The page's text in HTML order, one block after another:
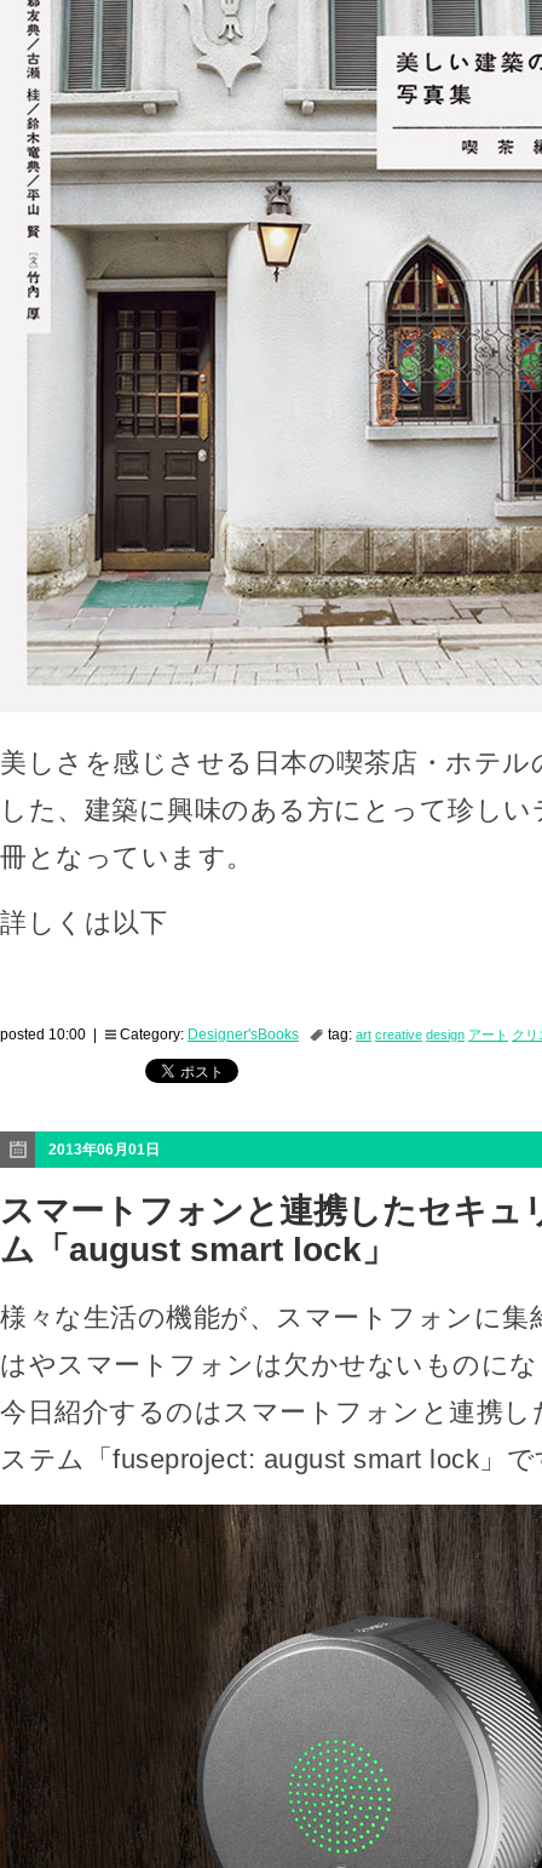
美しさを感じさせる日本の喫茶店・ホテ
した、建築に興味のある方にとって珍し
冊となっています。
詳しくは以下
posted 10:00 | Category: Designer'sBooks tag: art creative design アート クリ
2013年06月01日
スマートフォンと連携したセキュ
ム「august smart lock」
様々な生活の機能が、スマートフォンに集
はやスマートフォンは欠かせないものに
今日紹介するのはスマートフォンと連携
ステム「fuseproject: august smart lock」で